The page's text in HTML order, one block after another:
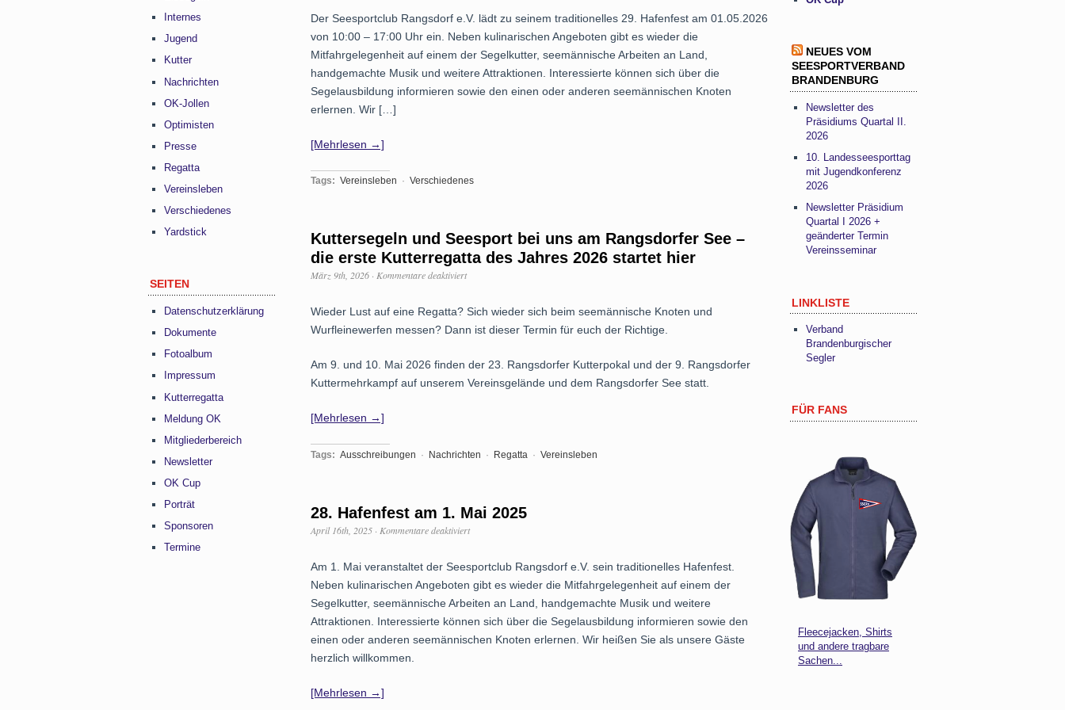
Internes
Jugend
Kutter
Nachrichten
OK-Jollen
Optimisten
Presse
Regatta
Vereinsleben
Verschiedenes
Yardstick
SEITEN
Datenschutzerklärung
Dokumente
Fotoalbum
Impressum
Kutterregatta
Meldung OK
Mitgliederbereich
Newsletter
OK Cup
Porträt
Sponsoren
Termine
des
SSC
Rangsdorf
e.V.
–
maritimer
Der Seesportclub Rangsdorf e.V. lädt zu seinem traditionelles 29. Hafenfest am 01.​05.​2026
von 10:00 – 17:00 Uhr ein. Neben kulinarischen Angeboten gibt es wieder die
Mitfahrgelegenheit auf einem der Segelkutter, seemännische Arbeiten an Land,
handgemachte Musik und weitere Attraktionen. Interessierte können sich über die
Segelausbildung informieren sowie den einen oder anderen seemännischen Knoten
erlernen. Wir […]
[Mehrlesen →]
Tags: Vereinsleben · Verschiedenes
Kuttersegeln und Seesport bei uns am Rangsdorfer See –
die erste Kutterregatta des Jahres 2026 startet hier
März 9th, 2026 · Kommentare deaktiviertfür
Seesport
bei
uns
Rangsdorfer
See
–
Jahres
Wieder Lust auf eine Regatta? Sich wieder sich beim seemännische Knoten und
Wurfleinewerfen messen? Dann ist dieser Termin für euch der Richtige.
Am 9. und 10. Mai 2026 finden der 23. Rangsdorfer Kutterpokal und der 9. Rangsdorfer
Kuttermehrkampf auf unserem Vereinsgelände und dem Rangsdorfer See statt.
[Mehrlesen →]
Tags: Ausschreibungen · Nachrichten · Regatta · Vereinsleben
28. Hafenfest am 1. Mai 2025
April 16th, 2025 · Kommentare deaktiviertfür
am
1.
Mai
2025
Am 1. Mai veranstaltet der Seesportclub Rangsdorf e.V. sein traditionelles Hafenfest.
Neben kulinarischen Angeboten gibt es wieder die Mitfahrgelegenheit auf einem der
Segelkutter, seemännische Arbeiten an Land, handgemachte Musik und weitere
Attraktionen. Interessierte können sich über die Segelausbildung informieren sowie den
einen oder anderen seemännischen Knoten erlernen. Wir heißen Sie als unsere Gäste
herzlich willkommen.
[Mehrlesen →]
NEUES VOM
SEESPORTVERBAND
BRANDENBURG
Newsletter des
Präsidiums Quartal II.
2026
10. Landesseesporttag
mit Jugendkonferenz
2026
Newsletter Präsidium
Quartal I 2026 +
geänderter Termin
Vereinsseminar
LINKLISTE
Verband
Brandenburgischer
Segler
FÜR FANS
Fleecejacken, Shirts
und andere tragbare
Sachen...